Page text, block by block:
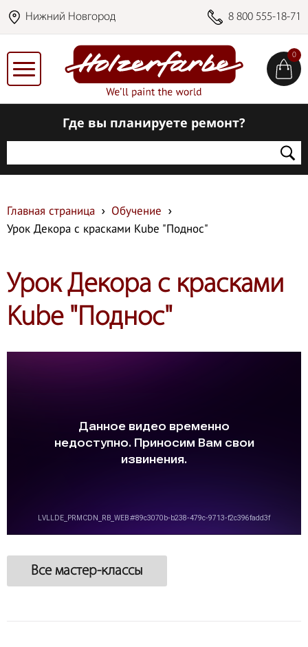
Нижний Новгород 8 800 555-18-71
0
Где вы планируете ремонт?
Главная страница
Обучение
Урок Декора с красками Kube "Поднос"
Урок Декора с красками
Kube "Поднос"
Все мастер-классы